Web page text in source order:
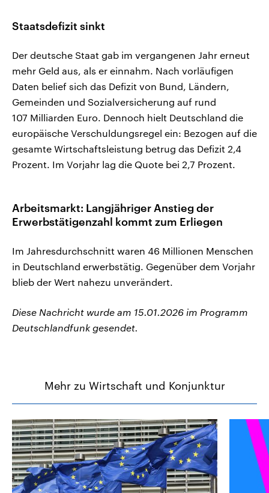
Staatsdefizit sinkt
Der deutsche Staat gab im vergangenen Jahr erneut
mehr Geld aus, als er einnahm. Nach vorläufigen
Daten belief sich das Defizit von Bund, Ländern,
Gemeinden und Sozialversicherung auf rund
107 Milliarden Euro. Dennoch hielt Deutschland die
europäische Verschuldungsregel ein: Bezogen auf die
gesamte Wirtschaftsleistung betrug das Defizit 2,4
Prozent. Im Vorjahr lag die Quote bei 2,7 Prozent.
Arbeitsmarkt: Langjähriger Anstieg der
Erwerbstätigenzahl kommt zum Erliegen
Im Jahresdurchschnitt waren 46 Millionen Menschen
in Deutschland erwerbstätig. Gegenüber dem Vorjahr
blieb der Wert nahezu unverändert.
Diese Nachricht wurde am 15.01.2026 im Programm
Deutschlandfunk gesendet.
Mehr zu Wirtschaft und Konjunktur